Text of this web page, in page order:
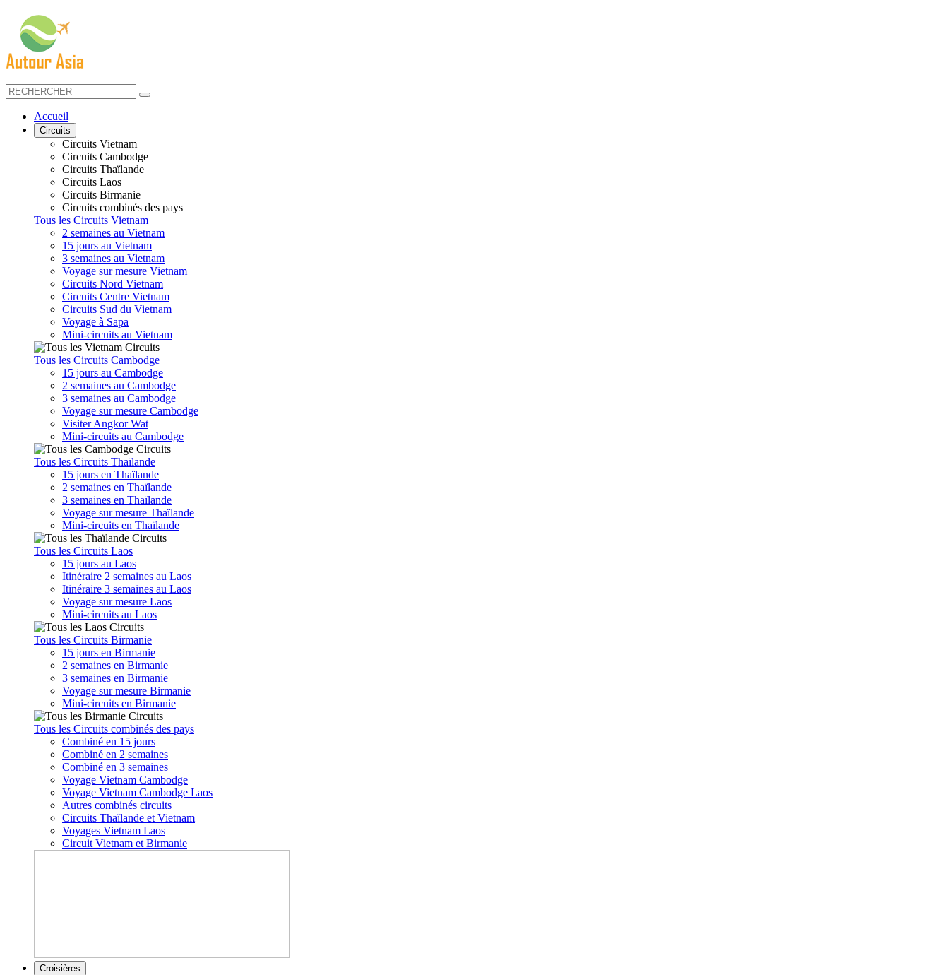
Accueil
Circuits
Circuits Vietnam
Circuits Cambodge
Circuits Thaïlande
Circuits Laos
Circuits Birmanie
Circuits combinés des pays
Tous les Circuits Vietnam
2 semaines au Vietnam
15 jours au Vietnam
3 semaines au Vietnam
Voyage sur mesure Vietnam
Circuits Nord Vietnam
Circuits Centre Vietnam
Circuits Sud du Vietnam
Voyage à Sapa
Mini-circuits au Vietnam
Tous les Circuits Cambodge
15 jours au Cambodge
2 semaines au Cambodge
3 semaines au Cambodge
Voyage sur mesure Cambodge
Visiter Angkor Wat
Mini-circuits au Cambodge
Tous les Circuits Thaïlande
15 jours en Thaïlande
2 semaines en Thaïlande
3 semaines en Thaïlande
Voyage sur mesure Thaïlande
Mini-circuits en Thaïlande
Tous les Circuits Laos
15 jours au Laos
Itinéraire 2 semaines au Laos
Itinéraire 3 semaines au Laos
Voyage sur mesure Laos
Mini-circuits au Laos
Tous les Circuits Birmanie
15 jours en Birmanie
2 semaines en Birmanie
3 semaines en Birmanie
Voyage sur mesure Birmanie
Mini-circuits en Birmanie
Tous les Circuits combinés des pays
Combiné en 15 jours
Combiné en 2 semaines
Combiné en 3 semaines
Voyage Vietnam Cambodge
Voyage Vietnam Cambodge Laos
Autres combinés circuits
Circuits Thaïlande et Vietnam
Voyages Vietnam Laos
Circuit Vietnam et Birmanie
Croisières